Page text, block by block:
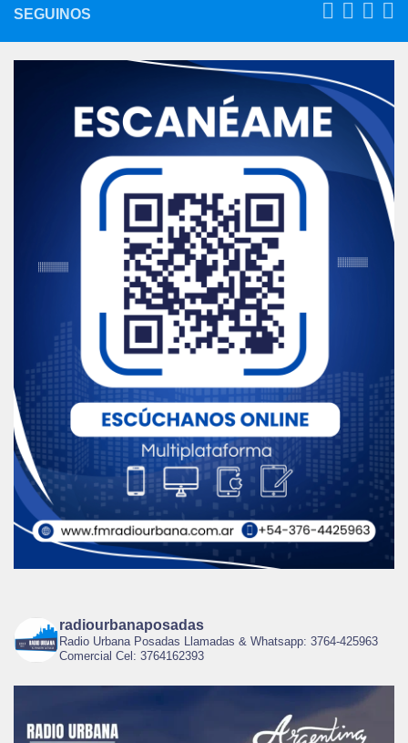
SEGUINOS
radiourbanaposadas
Radio Urbana Posadas Llamadas & Whatsapp: 3764-425963
Comercial Cel: 3764162393